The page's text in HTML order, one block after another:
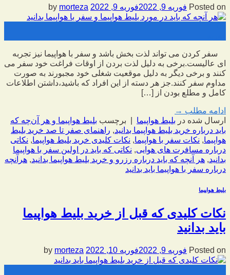
Posted on فوریه 9, 2022 فوریه 9, 2022 morteza
سفر کردن می تواند لذت بخش باشد و سفر با هواپیما نیز تجربه
ای عالیست.برخی به دلیل لذت بردن از اوقات فراغت خود سفر می
کنند و برخی دیگر به دلیل موقعیت شغلی خود مجبورند به صورت
مداوم سفر کنند.جز هر دسته از این افراد که باشید،داشتن اطلاعات
کامل و مطلع بودن از […]
ادامه مطلب →
ارسال شده در بلیط هواپیما برچسب بلیط هواپیما و هر آن‌چه که
باید درباره خرید بلیط هواپیما بدانید, راهنمای صفر تا صد خرید بلیط
هواپیما, نکات سفر با هواپیما, نکات کلیدی خرید بلیط هواپیما, نکاتی
درباره مسافرت های هوایی, نکاتی که باید در اولین سفر با هواپیما
بدانید, هر آنچه که باید درباره رزرو و خرید بلیط هواپیما بدانید, هرآنچه
درباره سفر با هواپیما باید بدانید
بلیط هواپیما
نکات کلیدی که قبل از خرید بلیط هواپیما
باید بدانید
Posted on فوریه 9, 2022 فوریه 10, 2022 morteza